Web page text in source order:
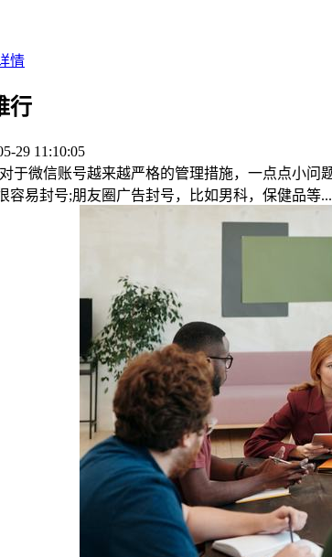
情
行
29 11:10:05
于微信账号越来越严格的管理措施，一点点小
容易封号;朋友圈广告封号，比如男科，保健品等...